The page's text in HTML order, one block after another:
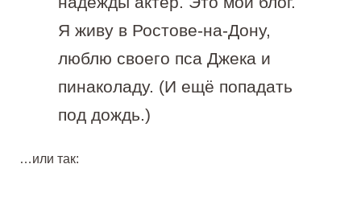
Я живу в Ростове-на-Дону,
люблю своего пса Джека и
пинаколаду. (И ещё попадать
под дождь.)
…или так: